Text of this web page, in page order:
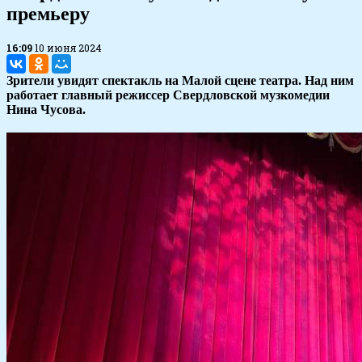
премьеру
16:0910 июня 2024
Зрители увидят спектакль на Малой сцене театра. Над ним
работает главный режиссер Свердловской музкомедии
Нина Чусова.